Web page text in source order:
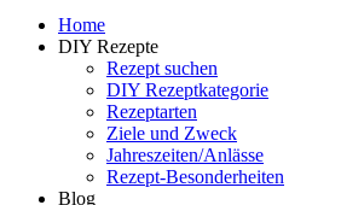
Manuka Magic –
Dein interaktiver DIY
Home
DIY Rezepte
Rezept suchen
DIY Rezeptkategorie
Rezeptarten
Ziele und Zweck
Jahreszeiten/Anlässe
Rezept-Besonderheiten
Blog